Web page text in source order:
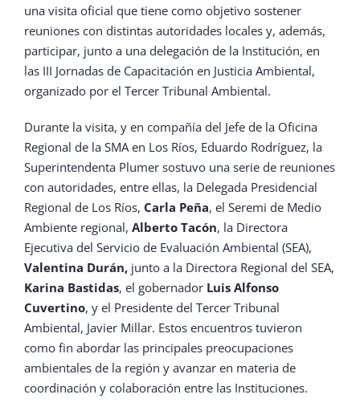
una visita oficial que tiene como objetivo sostener
reuniones con distintas autoridades locales y, además,
participar, junto a una delegación de la Institución, en
las III Jornadas de Capacitación en Justicia Ambiental,
organizado por el Tercer Tribunal Ambiental.
Durante la visita, y en compañía del Jefe de la Oficina
Regional de la SMA en Los Ríos, Eduardo Rodríguez, la
Superintendenta Plumer sostuvo una serie de reuniones
con autoridades, entre ellas, la Delegada Presidencial
Regional de Los Ríos, Carla Peña, el Seremi de Medio
Ambiente regional, Alberto Tacón, la Directora
Ejecutiva del Servicio de Evaluación Ambiental (SEA),
Valentina Durán, junto a la Directora Regional del SEA,
Karina Bastidas, el gobernador Luis Alfonso
Cuvertino, y el Presidente del Tercer Tribunal
Ambiental, Javier Millar. Estos encuentros tuvieron
como fin abordar las principales preocupaciones
ambientales de la región y avanzar en materia de
coordinación y colaboración entre las Instituciones.